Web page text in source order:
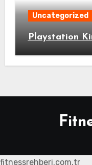
Uncategorized
Playstation
fitnessrehberi.com.tr